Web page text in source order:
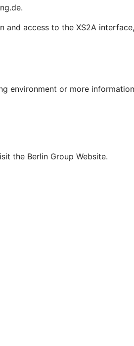
and access to the XS2A
or more
the Berlin Group Website.